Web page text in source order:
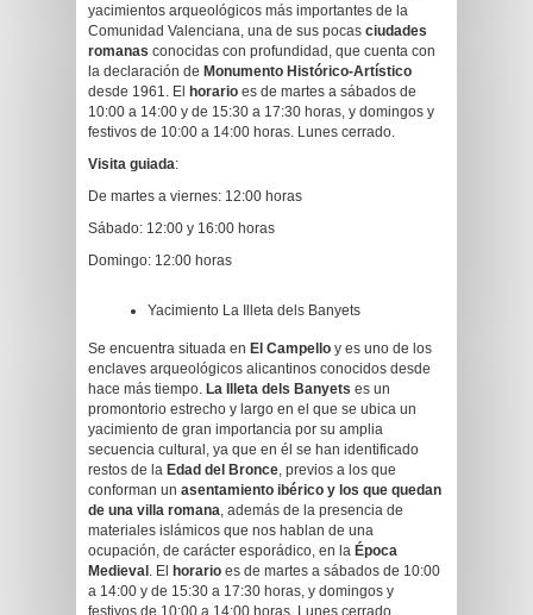
yacimientos arqueológicos más importantes de la
Comunidad Valenciana, una de sus pocas ciudades
romanas conocidas con profundidad, que cuenta con
la declaración de Monumento Histórico-Artístico
desde 1961. El horario es de martes a sábados de
10:00 a 14:00 y de 15:30 a 17:30 horas, y domingos y
festivos de 10:00 a 14:00 horas. Lunes cerrado.
Visita guiada:
De martes a viernes: 12:00 horas
Sábado: 12:00 y 16:00 horas
Domingo: 12:00 horas
Yacimiento La Illeta dels Banyets
Se encuentra situada en El Campello y es uno de los
enclaves arqueológicos alicantinos conocidos desde
hace más tiempo. La Illeta dels Banyets es un
promontorio estrecho y largo en el que se ubica un
yacimiento de gran importancia por su amplia
secuencia cultural, ya que en él se han identificado
restos de la Edad del Bronce, previos a los que
conforman un asentamiento ibérico y los que quedan
de una villa romana, además de la presencia de
materiales islámicos que nos hablan de una
ocupación, de carácter esporádico, en la Época
Medieval . El horario es de martes a sábados de 10:00
a 14:00 y de 15:30 a 17:30 horas, y domingos y
festivos de 10:00 a 14:00 horas. Lunes cerrado.